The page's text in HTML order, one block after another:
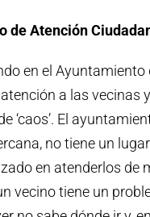
de Atención
en el Ayuntamiento
a las vecinas
‘caos’. El
no tiene un
en atenderlos de
vecino tiene un